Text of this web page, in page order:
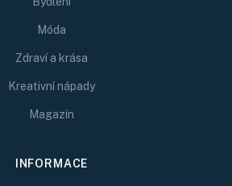
Móda
Zdraví a krása
Kreativní nápady
Magazín
INFORMACE